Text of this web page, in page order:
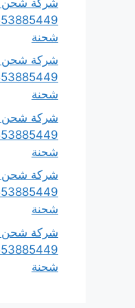
شحنة
شركة شحن
شحنة
شركة شحن
شحنة
شركة شحن
شحنة
شركة شحن
شحنة